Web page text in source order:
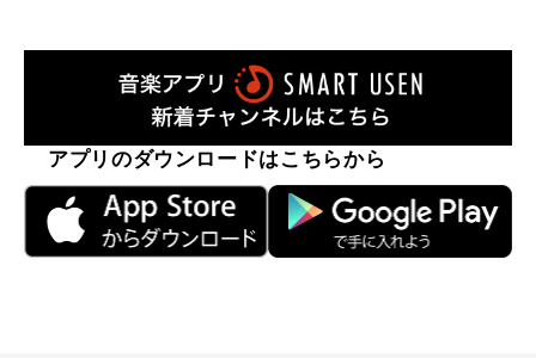
アプリのダウンロードはこちらから